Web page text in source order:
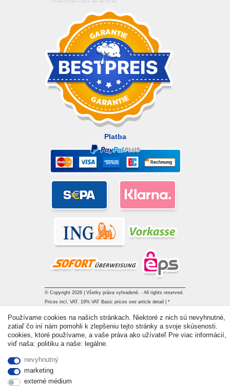
Platba
© Copyright 2026 | Všetky práva vyhradené. - All rights reserved.
Prices incl. VAT. 19% VAT Basic prices see article detail | *
Používame cookies na našich stránkach. Niektoré z nich sú nevyhnutné,
zatiaľ čo iní nám pomohli k zlepšeniu tejto stránky a svoje skúsenosti.
cookies, ktoré používame, a vaše práva ako užívateľ Pre viac informácií,
viď naša: politiku a naše: legálne.
nevyhnutný
marketing
externé médium
Withdraw from contract here Kontakt